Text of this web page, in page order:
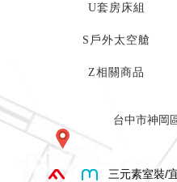
U套房床組
S戶外太空艙
Z相關商品
台中市神岡
三元素室裝/